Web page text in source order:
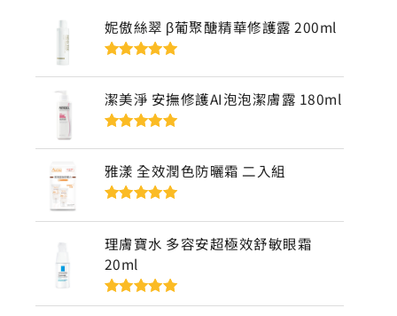
妮傲絲翠 β葡聚醣精華修護露 200ml
5
潔美淨 安撫修護AI泡泡潔膚露 180ml
5
雅漾 全效潤色防曬霜 二入組
5
理膚寶水 多容安超極效舒敏眼霜
20ml
評分5滿分